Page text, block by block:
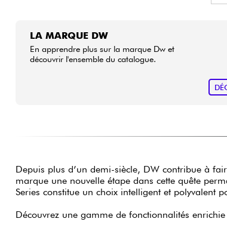
LA MARQUE DW
En apprendre plus sur la marque Dw et
découvrir l'ensemble du catalogue.
Depuis plus d’un demi-siècle, DW contribue à
marque une nouvelle étape dans cette quête
Series constitue un choix intelligent et polyvalent
Découvrez une gamme de fonctionnalités